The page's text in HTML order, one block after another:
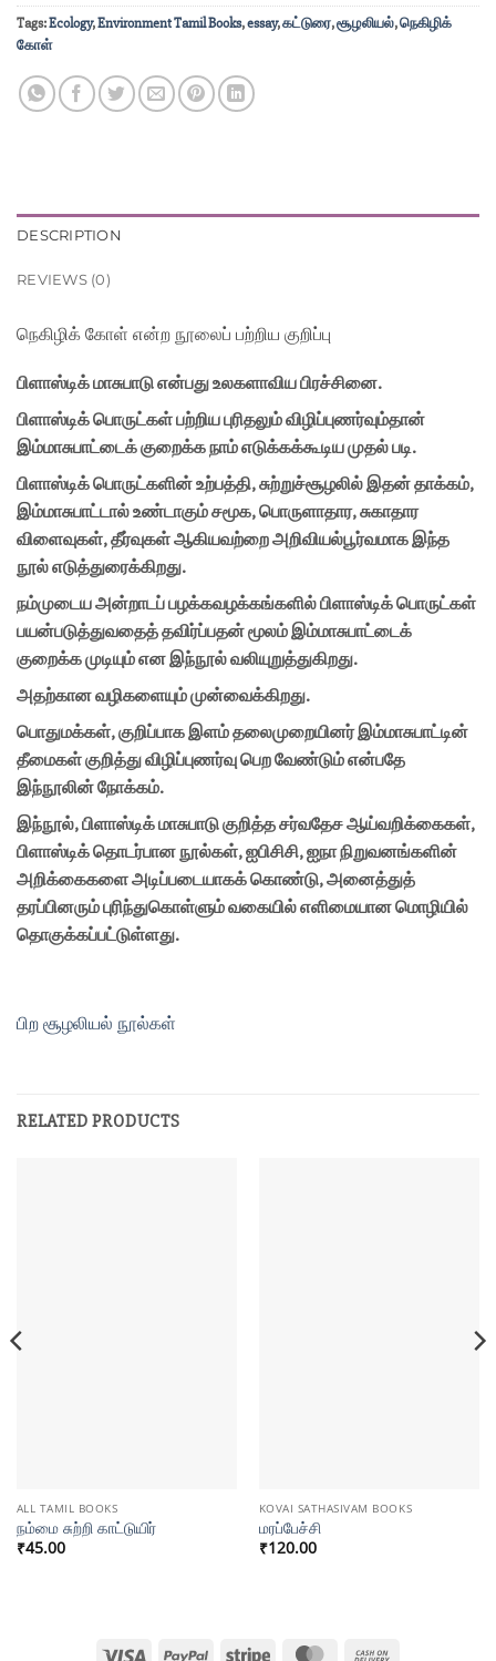
Tags:Ecology,Environment Tamil Books,essay,கட்டுரை,சூழலியல்,நெகிழிக்
கோள்
DESCRIPTION
REVIEWS (0)
நெகிழிக் கோள் என்ற நூலைப் பற்றிய குறிப்பு
பிளாஸ்டிக் மாசுபாடு என்பது உலகளாவிய பிரச்சினை.
பிளாஸ்டிக் பொருட்கள் பற்றிய புரிதலும் விழிப்புணர்வும்தான்
இம்மாசுபாட்டைக் குறைக்க நாம் எடுக்கக்கூடிய முதல் படி.
பிளாஸ்டிக் பொருட்களின் உற்பத்தி, சுற்றுச்சூழலில் இதன் தாக்கம்,
இம்மாசுபாட்டால் உண்டாகும் சமூக, பொருளாதார, சுகாதார
விளைவுகள், தீர்வுகள் ஆகியவற்றை அறிவியல்பூர்வமாக இந்த
நூல் எடுத்துரைக்கிறது.
நம்முடைய அன்றாடப் பழக்கவழக்கங்களில் பிளாஸ்டிக் பொருட்கள்
பயன்படுத்துவதைத் தவிர்ப்பதன் மூலம் இம்மாசுபாட்டைக்
குறைக்க முடியும் என இந்நூல் வலியுறுத்துகிறது.
அதற்கான வழிகளையும் முன்வைக்கிறது.
பொதுமக்கள், குறிப்பாக இளம் தலைமுறையினர் இம்மாசுபாட்டின்
தீமைகள் குறித்து விழிப்புணர்வு பெற வேண்டும் என்பதே
இந்நூலின் நோக்கம்.
இந்நூல், பிளாஸ்டிக் மாசுபாடு குறித்த சர்வதேச ஆய்வறிக்கைகள்,
பிளாஸ்டிக் தொடர்பான நூல்கள், ஐபிசிசி, ஐநா நிறுவனங்களின்
அறிக்கைகளை அடிப்படையாகக் கொண்டு, அனைத்துத்
தரப்பினரும் புரிந்துகொள்ளும் வகையில் எளிமையான மொழியில்
தொகுக்கப்பட்டுள்ளது.
பிற சூழலியல் நூல்கள்
RELATED PRODUCTS
ALL TAMIL BOOKS
நம்மை சுற்றி காட்டுயிர்
₹45.00
KOVAI SATHASIVAM BOOKS
மரப்பேச்சி
₹120.00
Visa PayPal Stripe MasterCard